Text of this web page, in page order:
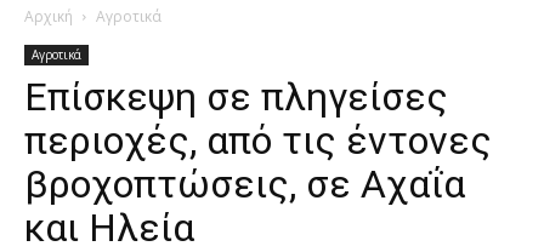
Αρχική Αγροτικά
Αγροτικά
Επίσκεψη σε πληγείσες
περιοχές, από τις έντονες
βροχοπτώσεις, σε Αχαΐα
και Ηλεία